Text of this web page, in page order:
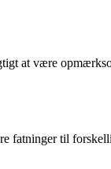
at være
fatninger til